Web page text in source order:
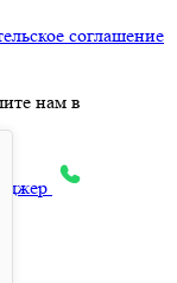
соглашение
нам в